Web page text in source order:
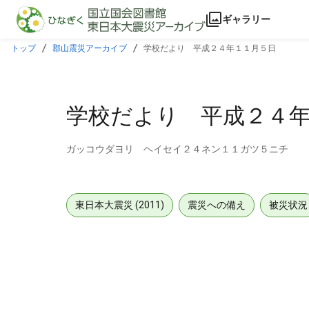
本文に飛ぶ
ギャラリー
トップ 郡山震災アーカイブ 学校だより 平成２４年１１月５日
学校だより 平成２４
ガッコウダヨリ ヘイセイ２４ネン１１ガツ５ニチ
東日本大震災 (2011) 震災への備え 被災状況